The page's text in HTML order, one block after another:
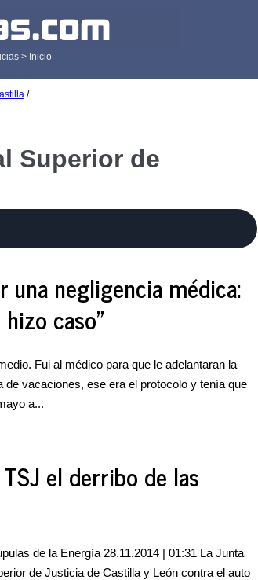
> Inicio
/
Superior de
negligencia médica:
caso"
Fui al médico para que le adelantaran la
vacaciones, ese era el protocolo y tenía que
a...
el derribo de las
de la Energía 28.11.2014 | 01:31 La Junta
de Justicia de Castilla y León contra el auto